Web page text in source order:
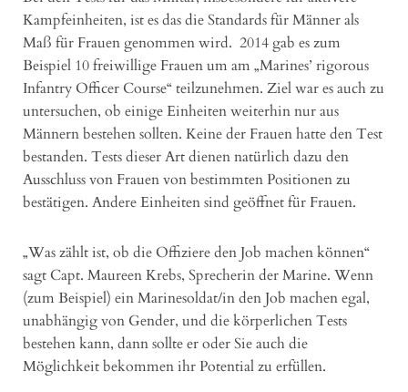
Kampfeinheiten, ist es das die Standards für Männer als
Maß für Frauen genommen wird. 2014 gab es zum
Beispiel 10 freiwillige Frauen um am „Marines’ rigorous
Infantry Officer Course“ teilzunehmen. Ziel war es auch zu
untersuchen, ob einige Einheiten weiterhin nur aus
Männern bestehen sollten. Keine der Frauen hatte den Test
bestanden. Tests dieser Art dienen natürlich dazu den
Ausschluss von Frauen von bestimmten Positionen zu
bestätigen. Andere Einheiten sind geöffnet für Frauen.
„Was zählt ist, ob die Offiziere den Job machen können“
sagt Capt. Maureen Krebs, Sprecherin der Marine. Wenn
(zum Beispiel) ein Marinesoldat/in den Job machen egal,
unabhängig von Gender, und die körperlichen Tests
bestehen kann, dann sollte er oder Sie auch die
Möglichkeit bekommen ihr Potential zu erfüllen.